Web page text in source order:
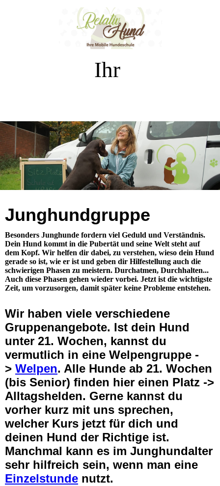
Ihr
Junghundgruppe
Besonders Junghunde fordern viel Geduld und Verständnis.
Dein Hund kommt in die Pubertät und seine Welt steht auf
dem Kopf. Wir helfen dir dabei, zu verstehen, wieso dein Hund
gerade so ist, wie er ist und geben dir Hilfestellung auch die
schwierigen Phasen zu meistern. Durchatmen, Durchhalten...
Auch diese Phasen gehen wieder vorbei. Jetzt ist die wichtigste
Zeit, um vorzusorgen, damit später keine Probleme entstehen.
Wir haben viele verschiedene
Gruppenangebote. Ist dein Hund
unter 21. Wochen, kannst du
vermutlich in eine Welpengruppe -
> Welpen. Alle Hunde ab 21. Wochen
(bis Senior) finden hier einen Platz ->
Alltagshelden. Gerne kannst du
vorher kurz mit uns sprechen,
welcher Kurs jetzt für dich und
deinen Hund der Richtige ist.
Manchmal kann es im Junghundalter
sehr hilfreich sein, wenn man eine
Einzelstunde nutzt.